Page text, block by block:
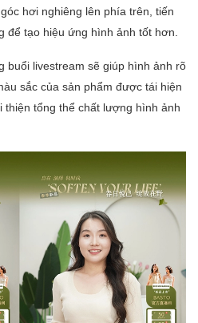
hơi nghiêng lên phía trên, tiến
để tạo hiệu ứng hình ảnh tốt hơn.
buổi livestream sẽ giúp hình ảnh rõ
sắc của sản phẩm được tái hiện
thiện tổng thể chất lượng hình ảnh